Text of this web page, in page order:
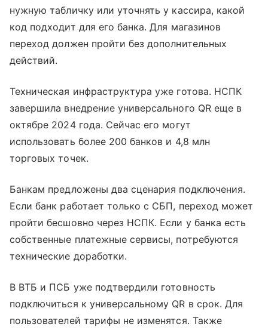
нужную табличку или уточнять у кассира, какой
код подходит для его банка. Для магазинов
переход должен пройти без дополнительных
действий.
Техническая инфраструктура уже готова. НСПК
завершила внедрение универсального QR еще в
октябре 2024 года. Сейчас его могут
использовать более 200 банков и 4,8 млн
торговых точек.
Банкам предложены два сценария подключения.
Если банк работает только с СБП, переход может
пройти бесшовно через НСПК. Если у банка есть
собственные платежные сервисы, потребуются
технические доработки.
В ВТБ и ПСБ уже подтвердили готовность
подключиться к универсальному QR в срок. Для
пользователей тарифы не изменятся. Также